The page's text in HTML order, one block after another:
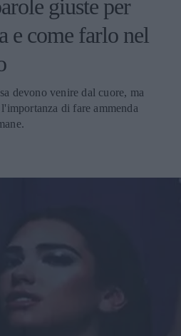
giuste per
e come farlo nel
devono venire dal cuore, ma
di fare ammenda